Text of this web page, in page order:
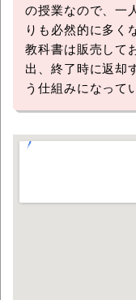
の授業なので、一
りも必然的に多く
教科書は販売して
出、終了時に返却
う仕組みになって